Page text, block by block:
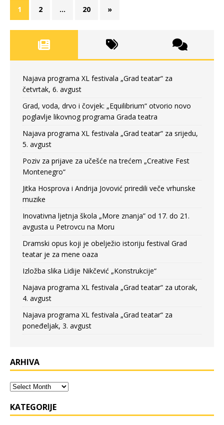
1 2 … 20 »
Najava programa XL festivala „Grad teatar“ za
četvrtak, 6. avgust
Grad, voda, drvo i čovjek: „Equilibrium“ otvorio novo
poglavlje likovnog programa Grada teatra
Najava programa XL festivala „Grad teatar“ za srijedu,
5. avgust
Poziv za prijave za učešće na trećem „Creative Fest
Montenegro“
Jitka Hosprova i Andrija Jovović priredili veče vrhunske
muzike
Inovativna ljetnja škola „More znanja” od 17. do 21.
avgusta u Petrovcu na Moru
Dramski opus koji je obelježio istoriju festival Grad
teatar je za mene oaza
Izložba slika Lidije Nikčević „Konstrukcije“
Najava programa XL festivala „Grad teatar“ za utorak,
4. avgust
Najava programa XL festivala „Grad teatar“ za
poneđeljak, 3. avgust
ARHIVA
KATEGORIJE